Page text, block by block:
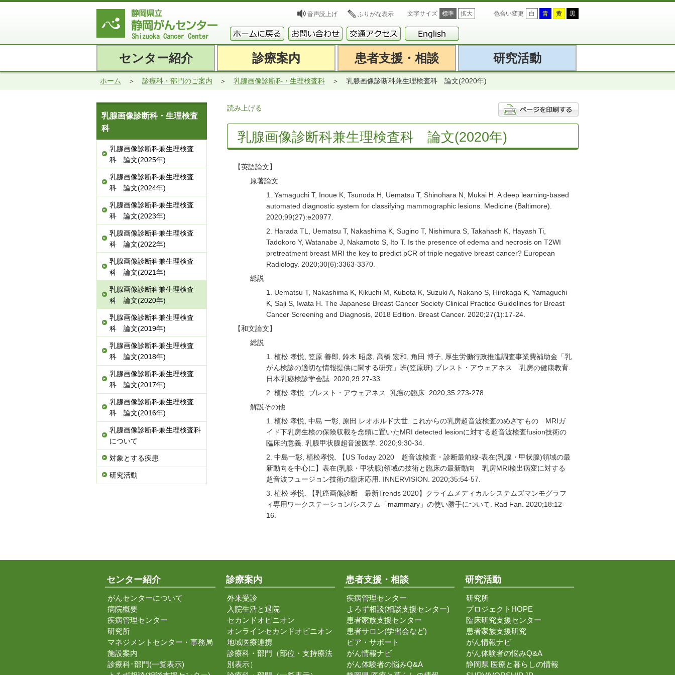
音声読上げ ふりがな表示 文字サイズ 標準 拡大 色合い変更 白 青 黄 黒
センター紹介 診療案内 患者支援・相談 研究活動
ホーム 診療科・部門のご案内 乳腺画像診断科・生理検査科 乳腺画像診断科兼生理検査科 論文(2020年)
読み上げる
乳腺画像診断科兼生理検査科 論文(2020年)
【英語論文】
原著論文
1. Yamaguchi T, Inoue K, Tsunoda H, Uematsu T, Shinohara N, Mukai H. A deep learning-based
automated diagnostic system for classifying mammographic lesions. Medicine (Baltimore).
2020;99(27):e20977.
2. Harada TL, Uematsu T, Nakashima K, Sugino T, Nishimura S, Takahash K, Hayash Ti,
Tadokoro Y, Watanabe J, Nakamoto S, Ito T. Is the presence of edema and necrosis on T2WI
pretreatment breast MRI the key to predict pCR of triple negative breast cancer? European
Radiology. 2020;30(6):3363-3370.
総説
1. Uematsu T, Nakashima K, Kikuchi M, Kubota K, Suzuki A, Nakano S, Hirokaga K, Yamaguchi
K, Saji S, Iwata H. The Japanese Breast Cancer Society Clinical Practice Guidelines for Breast
Cancer Screening and Diagnosis, 2018 Edition. Breast Cancer. 2020;27(1):17-24.
【和文論文】
総説
1. 植松 孝悦, 笠原 善郎, 鈴木 昭彦, 高橋 宏和, 角田 博子, 厚生労働行政推進調査事業費補助金「乳
がん検診の適切な情報提供に関する研究」班(笠原班).ブレスト・アウェアネス 乳房の健康教育.
日本乳癌検診学会誌. 2020;29:27-33.
2. 植松 孝悦. ブレスト・アウェアネス. 乳癌の臨床. 2020;35:273-278.
解説その他
1. 植松 孝悦, 中島 一彰, 原田 レオポルド大世. これからの乳房超音波検査のめざすもの MRIガ
イド下乳房生検の保険収載を念頭に置いたMRI detected lesionに対する超音波検査fusion技術の
臨床的意義. 乳腺甲状腺超音波医学. 2020;9:30-34.
2. 中島一彰, 植松孝悦. 【US Today 2020 超音波検査・診断最前線-表在(乳腺・甲状腺)領域の最
新動向を中心に】表在(乳腺・甲状腺)領域の技術と臨床の最新動向 乳房MRI検出病変に対する
超音波フュージョン技術の臨床応用. INNERVISION. 2020;35:54-57.
3. 植松 孝悦. 【乳癌画像診断 最新Trends 2020】クライムメディカルシステムズマンモグラフ
ィ専用ワークステーション/システム「mammary」の使い勝手について. Rad Fan. 2020;18:12-
16.
乳腺画像診断科・生理検査
科
乳腺画像診断科兼生理検査
科 論文(2025年)
乳腺画像診断科兼生理検査
科 論文(2024年)
乳腺画像診断科兼生理検査
科 論文(2023年)
乳腺画像診断科兼生理検査
科 論文(2022年)
乳腺画像診断科兼生理検査
科 論文(2021年)
乳腺画像診断科兼生理検査
科 論文(2020年)
乳腺画像診断科兼生理検査
科 論文(2019年)
乳腺画像診断科兼生理検査
科 論文(2018年)
乳腺画像診断科兼生理検査
科 論文(2017年)
乳腺画像診断科兼生理検査
科 論文(2016年)
乳腺画像診断科兼生理検査科
について
対象とする疾患
研究活動
センター紹介
がんセンターについて
病院概要
疾病管理センター
研究所
マネジメントセンター・事務局
施設案内
診療科･部門(一覧表示)
診療案内
外来受診
入院生活と退院
セカンドオピニオン
オンラインセカンドオピニオン
地域医療連携
診療科・部門（部位・支持療法
別表示）
患者支援・相談
疾病管理センター
よろず相談(相談支援センター)
患者家族支援センター
患者サロン(学習会など)
ピア・サポート
がん情報ナビ
がん体験者の悩みQ&A
研究活動
研究所
プロジェクトHOPE
臨床研究支援センター
患者家族支援研究
がん情報ナビ
がん体験者の悩みQ&A
静岡県 医療と暮らしの情報